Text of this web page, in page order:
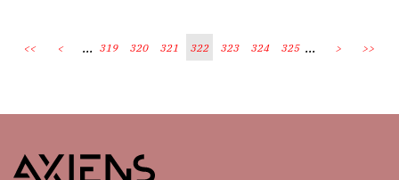
<< < ... 319 320 321 322 323 324 325 ... > >>